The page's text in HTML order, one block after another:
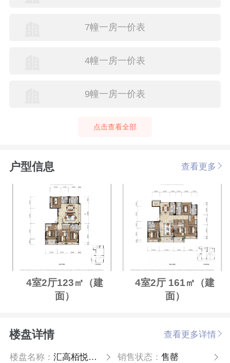
7幢一房一价表
4幢一房一价表
9幢一房一价表
点击查看全部
户型信息 查看更多
4室2厅123㎡（建
面）
4室2厅 161㎡（建
面）
楼盘详情 查看更多详情
楼盘名称：汇高栢悦中心 销售状态： 售罄